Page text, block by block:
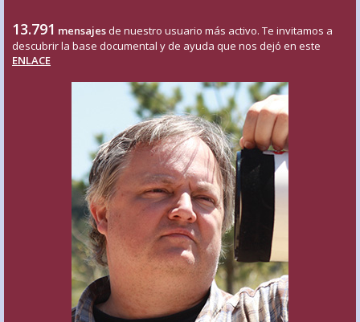
13.791 mensajes de nuestro usuario más activo. Te invitamos a
descubrir la base documental y de ayuda que nos dejó en este
ENLACE